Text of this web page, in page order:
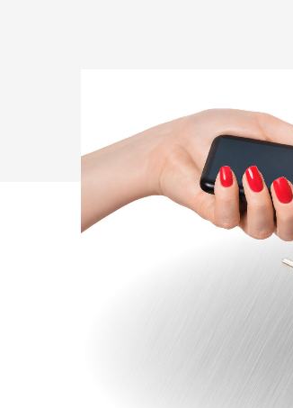
Drücken Sie Enter zum